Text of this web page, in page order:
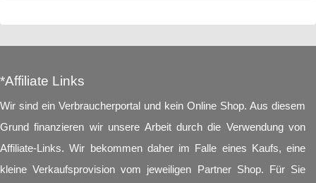
*Affiliate Links
Wir sind ein Verbraucherportal und kein Online Shop. Aus diesem
Grund finanzieren wir unsere Arbeit durch die Verwendung von
Affiliate-Links. Wir bekommen daher im Falle eines Kaufs, eine
kleine Verkaufsprovision vom jeweiligen Partner Shop. Für Sie